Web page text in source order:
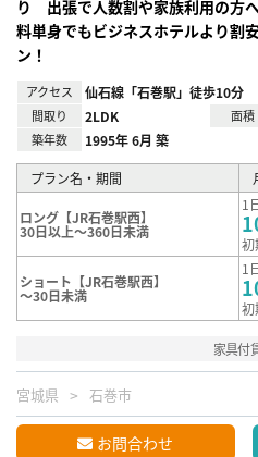
り 出張で人数割や家族利用の方
料単身でもビジネスホテルより割
ン！
アクセス 仙石線「石巻駅」徒歩10分
間取り 2LDK 面積
築年数 1995年 6月 築
プラン名・期間
ロング【JR石巻駅西】
30日以上～360日未満
1
初
ショート【JR石巻駅西】
～30日未満
1
初
家具付
宮城県 石巻市
お問合わせ